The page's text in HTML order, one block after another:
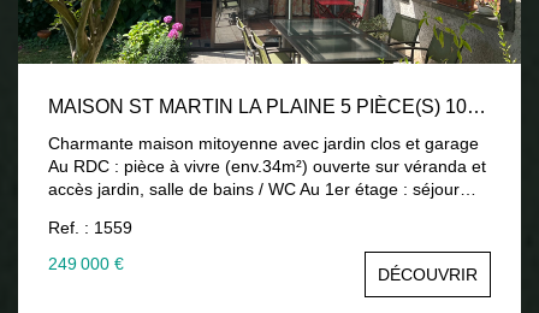
MAISON ST MARTIN LA PLAINE 5 PIÈCE(S) 100 M2
Charmante maison mitoyenne avec jardin clos et garage
Au RDC : pièce à vivre (env.34m²) ouverte sur véranda et
accès jardin, salle de bains / WC Au 1er étage : séjour
chambres (env.27m² + env.13m²), WC Chauffage par
radiateurs électriques + poêle à bois Menuiseries double
vitrage PVC + volets bois Jardin env.400m² avec accès à
Ref. : 1559
249 000 €
DÉCOUVRIR